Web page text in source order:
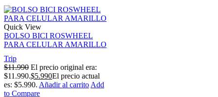
Quick View
BOLSO BICI ROSWHEEL
PARA CELULAR AMARILLO
Trip
$11.990 El precio original era:
$11.990.$5.990El precio actual
es: $5.990. Añadir al carrito Add
to Compare